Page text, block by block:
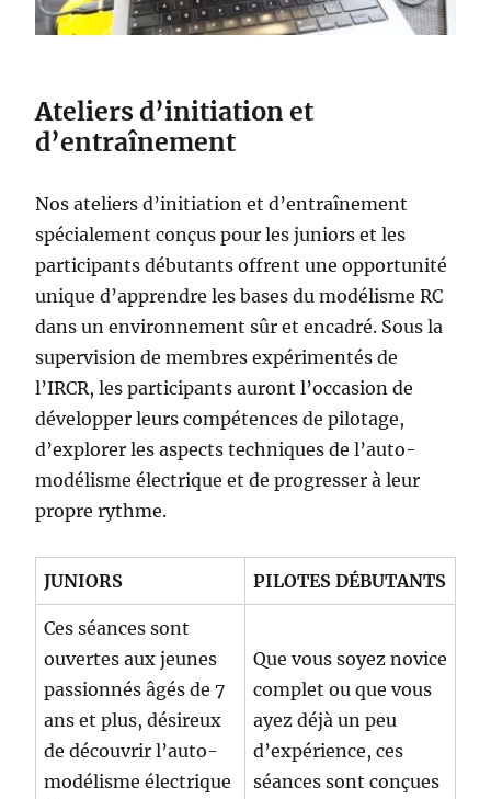
Ateliers d’initiation et
d’entraînement
Nos ateliers d’initiation et d’entraînement
spécialement conçus pour les juniors et les
participants débutants offrent une opportunité
unique d’apprendre les bases du modélisme RC
dans un environnement sûr et encadré. Sous la
supervision de membres expérimentés de
l’IRCR, les participants auront l’occasion de
développer leurs compétences de pilotage,
d’explorer les aspects techniques de l’auto-
modélisme électrique et de progresser à leur
propre rythme.
JUNIORS PILOTES DÉBUTANTS
Ces séances sont
ouvertes aux jeunes
passionnés âgés de 7
ans et plus, désireux
de découvrir l’auto-
modélisme électrique
Que vous soyez novice
complet ou que vous
ayez déjà un peu
d’expérience, ces
séances sont conçues